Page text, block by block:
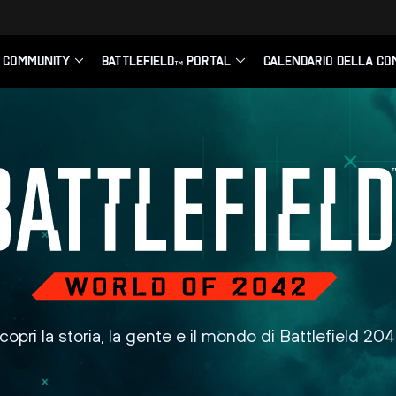
la storia, la gente e il mondo di Battlefield